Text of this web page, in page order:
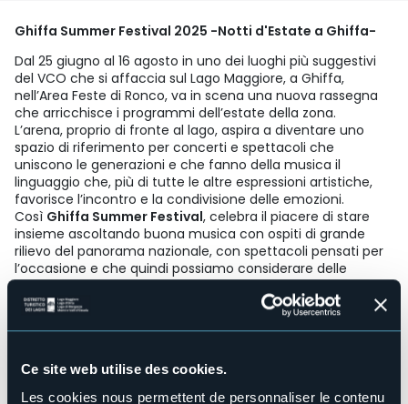
Ce site web utilise des cookies.
Les cookies nous permettent de personnaliser le contenu
Ghiffa Summer Festival 2025 -Notti d'Estate a Ghiffa-
Dal 25 giugno al 16 agosto in uno dei luoghi più suggestivi
del VCO che si affaccia sul Lago Maggiore, a Ghiffa,
nell’Area Feste di Ronco, va in scena una nuova rassegna
che arricchisce i programmi dell’estate della zona.
L’arena, proprio di fronte al lago, aspira a diventare uno
spazio di riferimento per concerti e spettacoli che
uniscono le generazioni e che fanno della musica il
linguaggio che, più di tutte le altre espressioni artistiche,
favorisce l’incontro e la condivisione delle emozioni.
Così Ghiffa Summer Festival, celebra il piacere di stare
insieme ascoltando buona musica con ospiti di grande
rilievo del panorama nazionale, con spettacoli pensati per
l’occasione e che quindi possiamo considerare delle
anteprime per il VCO, dalla grande canzone d’autore al
ballo, dal rock sino all’elettronica più amata dalle nuove
Non solo intrattenimento.
importante produttore e musicista elettronico di respiro
internazionale, Bienoise, che vuole coinvolgere chi, con un